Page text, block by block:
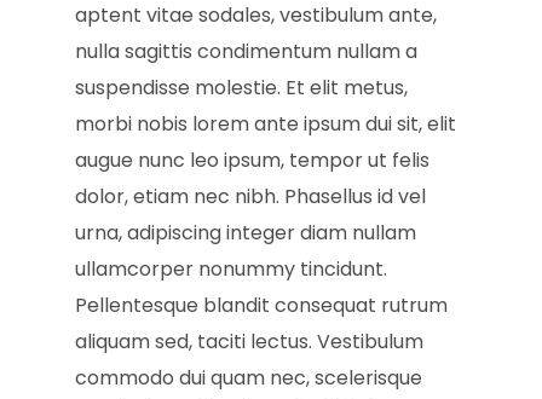
aptent vitae sodales, vestibulum ante,
nulla sagittis condimentum nullam a
suspendisse molestie. Et elit metus,
morbi nobis lorem ante ipsum dui sit, elit
augue nunc leo ipsum, tempor ut felis
dolor, etiam nec nibh. Phasellus id vel
urna, adipiscing integer diam nullam
ullamcorper nonummy tincidunt.
Pellentesque blandit consequat rutrum
aliquam sed, taciti lectus. Vestibulum
commodo dui quam nec, scelerisque